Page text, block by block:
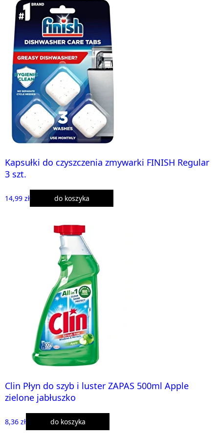
Kapsułki do czyszczenia zmywarki FINISH Regular
3 szt.
14,99 zł do koszyka
Clin Płyn do szyb i luster ZAPAS 500ml Apple
zielone jabłuszko
8,36 zł do koszyka